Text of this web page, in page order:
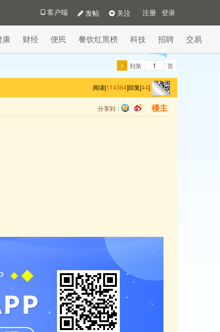
注册 登录
关注
发帖
客户端
康 财经 便民 餐饮红黑榜 科技 招聘 交易
1 到第 页
阅读[114364]回复[44]
楼主
分享到：
qq
sina